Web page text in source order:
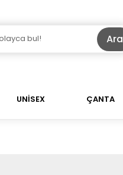
Ara
UNİSEX ÇANTA